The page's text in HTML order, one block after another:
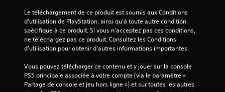
Le téléchargement de ce produit est soumis aux Conditions
d'utilisation de PlayStation, ainsi qu'à toute autre condition
spécifique à ce produit. Si vous n'acceptez pas ces conditions,
ne téléchargez pas ce produit. Consultez les Conditions
d'utilisation pour obtenir d'autres informations importantes.
Vous pouvez télécharger ce contenu et y jouer sur la console
PS5 principale associée à votre compte (via le paramètre «
Partage de console et jeu hors ligne ») et sur toutes les autres